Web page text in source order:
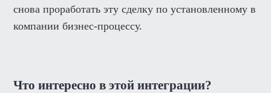
снова проработать эту сделку по установленному в
компании бизнес-процессу.
Что интересно в этой интеграции?